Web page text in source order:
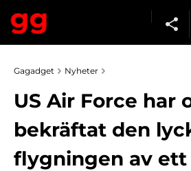
Gagadget Nyheter
US Air Force har
bekräftat den
flygningen av ett